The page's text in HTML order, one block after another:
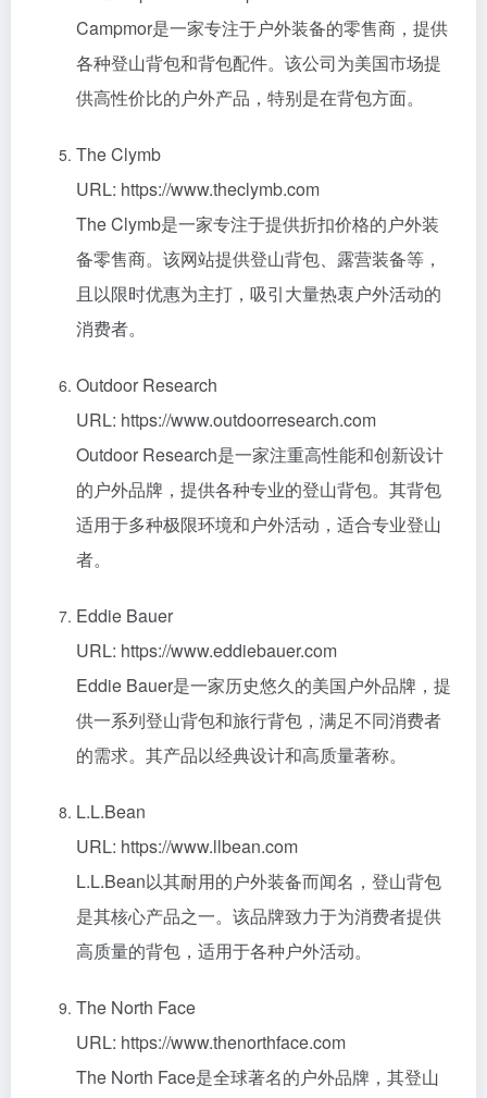
Campmor是一家专注于户外装备的零售商，提供
各种登山背包和背包配件。该公司为美国市场提
供高性价比的户外产品，特别是在背包方面。
The Clymb
URL: https://www.theclymb.com
The Clymb是一家专注于提供折扣价格的户外装
备零售商。该网站提供登山背包、露营装备等，
且以限时优惠为主打，吸引大量热衷户外活动的
消费者。
Outdoor Research
URL: https://www.outdoorresearch.com
Outdoor Research是一家注重高性能和创新设计
的户外品牌，提供各种专业的登山背包。其背包
适用于多种极限环境和户外活动，适合专业登山
者。
Eddie Bauer
URL: https://www.eddiebauer.com
Eddie Bauer是一家历史悠久的美国户外品牌，提
供一系列登山背包和旅行背包，满足不同消费者
的需求。其产品以经典设计和高质量著称。
L.L.Bean
URL: https://www.llbean.com
L.L.Bean以其耐用的户外装备而闻名，登山背包
是其核心产品之一。该品牌致力于为消费者提供
高质量的背包，适用于各种户外活动。
The North Face
URL: https://www.thenorthface.com
The North Face是全球著名的户外品牌，其登山